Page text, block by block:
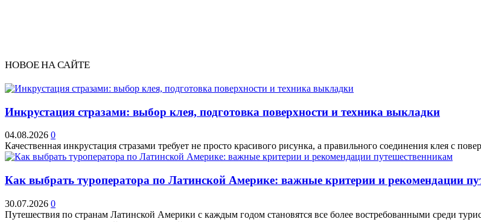
НОВОЕ НА САЙТЕ
Инкрустация стразами: выбор клея, подготовка поверхности и техника выкладки
04.08.2026 0
Качественная инкрустация стразами требует не просто красивого рисунка, а правильного соединения клея с
Как выбрать туроператора по Латинской Америке: важные критерии и рекомендации
30.07.2026 0
Путешествия по странам Латинской Америки с каждым годом становятся все более востребованными среди